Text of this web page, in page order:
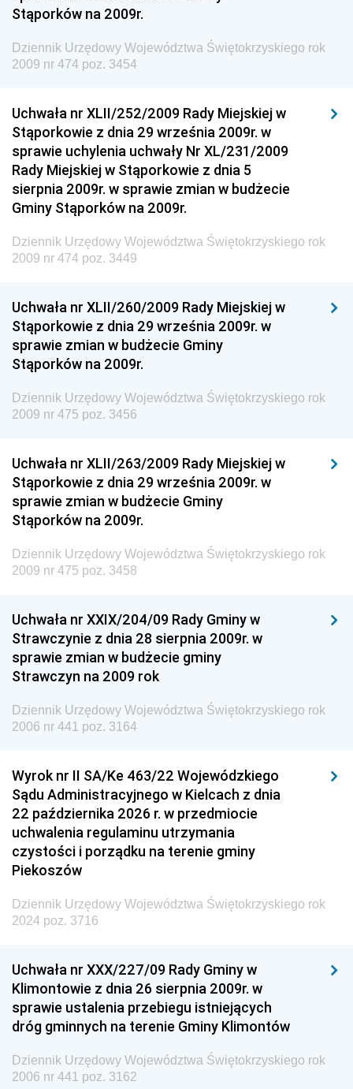
Społecznej
Dziennik Urzędowy Komendy Głównej Straży
Granicznej
Drogowego
Dziennik Urzędowy Narodowego Banku Polskiego
Dziennik Urzędowy Komendy Głównej Policji
Dziennik Urzędowy Ministra Pracy i Polityki
Społecznej
Dziennik Urzędowy Ministra Transportu, Budownictwa
i Gospodarki Morskiej
Dziennik Urzędowy Ministra Spraw Zagranicznych
Dziennik Urzędowy Centralnego Biura
Antykorupcyjnego
Wewnętrznego
Dziennik Urzędowy Urzędu Patentowego
Dziennik Urzędowy Generalnej Dyrekcji Dróg
Krajowych i Autostrad
Dziennik Urzędowy Ministra Środowiska
Dziennik Urzędowy Ministra Edukacji
Dziennik Urzędowy Ministra Przemysłu
Dziennik Urzędowy Ministra Finansów i Gospodarki
Dziennik Urzędowy Ministra do Spraw Unii
Dziennik Urzędowy Agencji Wywiadu
Stąporków na 2009r.
Dziennik Urzędowy Województwa Świętokrzyskiego rok
2009 nr 474 poz. 3454
Uchwała nr XLII/252/2009 Rady Miejskiej w
Stąporkowie z dnia 29 września 2009r. w
sprawie uchylenia uchwały Nr XL/231/2009
Rady Miejskiej w Stąporkowie z dnia 5
sierpnia 2009r. w sprawie zmian w budżecie
Gminy Stąporków na 2009r.
Dziennik Urzędowy Województwa Świętokrzyskiego rok
2009 nr 474 poz. 3449
Uchwała nr XLII/260/2009 Rady Miejskiej w
Stąporkowie z dnia 29 września 2009r. w
sprawie zmian w budżecie Gminy
Stąporków na 2009r.
Dziennik Urzędowy Województwa Świętokrzyskiego rok
2009 nr 475 poz. 3456
Uchwała nr XLII/263/2009 Rady Miejskiej w
Stąporkowie z dnia 29 września 2009r. w
sprawie zmian w budżecie Gminy
Stąporków na 2009r.
Dziennik Urzędowy Województwa Świętokrzyskiego rok
2009 nr 475 poz. 3458
Uchwała nr XXIX/204/09 Rady Gminy w
Strawczynie z dnia 28 sierpnia 2009r. w
sprawie zmian w budżecie gminy
Strawczyn na 2009 rok
Dziennik Urzędowy Województwa Świętokrzyskiego rok
2006 nr 441 poz. 3164
Wyrok nr II SA/Ke 463/22 Wojewódzkiego
Sądu Administracyjnego w Kielcach z dnia
22 października 2026 r. w przedmiocie
uchwalenia regulaminu utrzymania
czystości i porządku na terenie gminy
Piekoszów
Dziennik Urzędowy Województwa Świętokrzyskiego rok
2024 poz. 3716
Uchwała nr XXX/227/09 Rady Gminy w
Klimontowie z dnia 26 sierpnia 2009r. w
sprawie ustalenia przebiegu istniejących
dróg gminnych na terenie Gminy Klimontów
Dziennik Urzędowy Województwa Świętokrzyskiego rok
2006 nr 441 poz. 3162